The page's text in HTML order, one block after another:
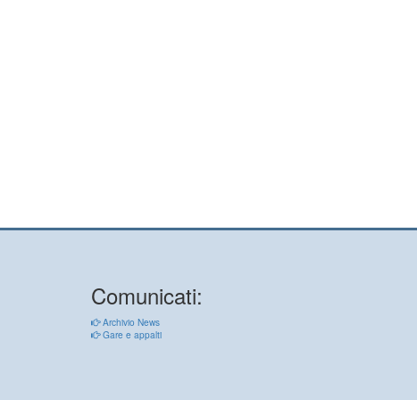
Comunicati:
Archivio News
Gare e appalti